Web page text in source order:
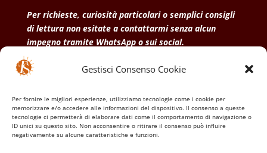
Gestisci Consenso Cookie
Per fornire le migliori esperienze, utilizziamo tecnologie come i cookie per
memorizzare e/o accedere alle informazioni del dispositivo. Il consenso a queste
tecnologie ci permetterà di elaborare dati come il comportamento di navigazione o
ID unici su questo sito. Non acconsentire o ritirare il consenso può influire
negativamente su alcune caratteristiche e funzioni.
Per richieste, curiosità particolari o semplici consigli
di lettura non esitate a contattarmi senza alcun
impegno tramite WhatsApp o sui social.